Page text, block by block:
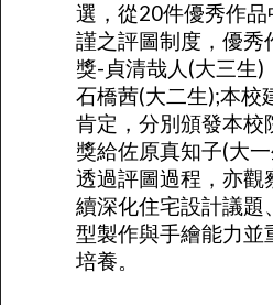
選，從20件優秀作
謹之評圖制度，優秀
獎- 貞清哉人 (大三生)
石橋茜(大二生);本校
肯定，分別頒發本校
獎給佐原真知子(大
透過評圖過程，亦觀
續深化住宅設計議題
型製作與手繪能力並
培養。